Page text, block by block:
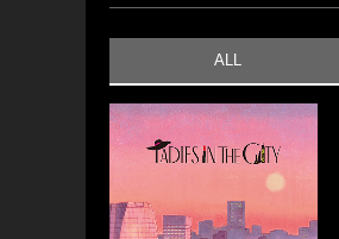
ALL